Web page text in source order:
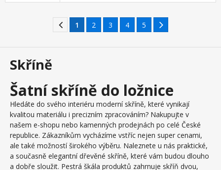
1 2 3 4 5
Skříně
Šatní skříně do ložnice
Hledáte do svého interiéru moderní skříně, které vynikají
kvalitou materiálu i precizním zpracováním? Nakupujte v
našem e-shopu nebo kamenných prodejnách po celé České
republice. Zákazníkům vycházíme vstříc nejen super cenami,
ale také možností širokého výběru. Naleznete u nás praktické,
a současně elegantní dřevěné skříně, které vám budou dlouho
a dobře sloužit. Pestrá škála produktů zahrnuje skříň dvou,